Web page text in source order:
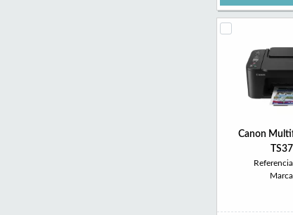
Canon